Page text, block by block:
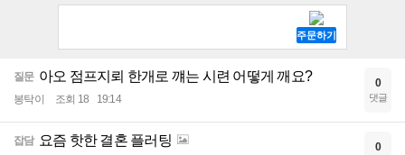
질문 아오 점프지뢰 한개로 꺠는 시련 어떻게 깨요?
봉탁이 조회 18 19:14
0
댓글
잡담 요즘 핫한 결혼 플러팅 0